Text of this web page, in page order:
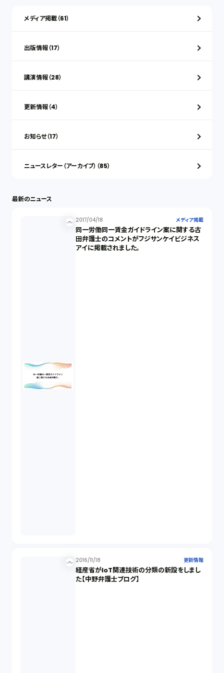
メディア掲載（61）
出版情報（17）
講演情報（28）
更新情報（4）
お知らせ（17）
ニュースレター（アーカイブ）（85）
最新のニュース
2017/04/18 メディア掲載
同一労働同一賃金ガイドライン案に関する古
田弁護士のコメントがフジサンケイビジネス
アイに掲載されました。
2016/11/18 更新情報
経産省がIoT関連技術の分類の新設をしまし
た【中野弁護士ブログ】